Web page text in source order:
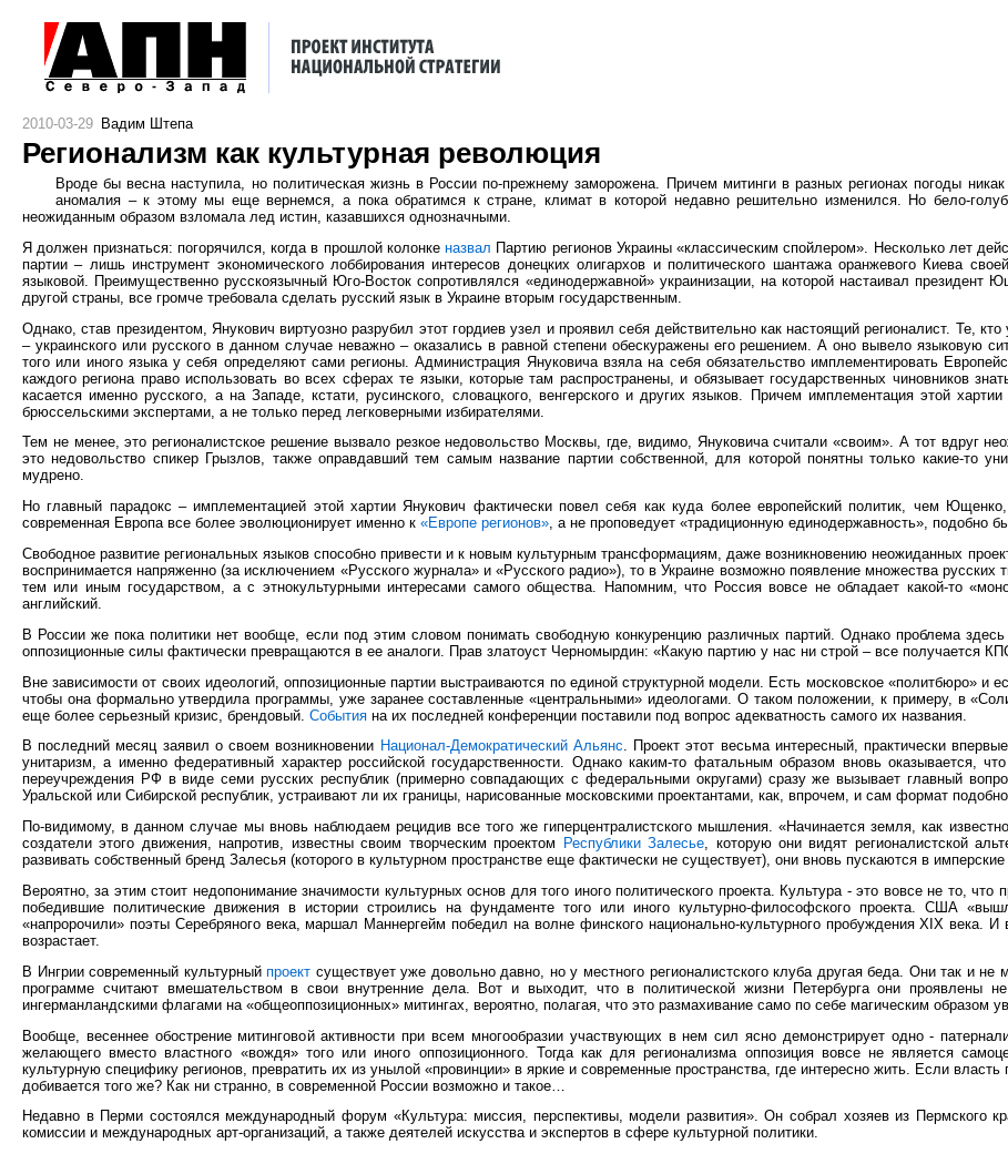
2010-03-29 Вадим Штепа
Регионализм как культурная революция
Вроде бы весна наступила, но политическая жизнь в России по-прежнему заморожена. Причем митинги в разных регионах погоды
аномалия – к этому мы еще вернемся, а пока обратимся к стране, климат в которой недавно решительно изменился. Но бело-
неожиданным образом взломала лед истин, казавшихся однозначными.
Я должен признаться: погорячился, когда в прошлой колонкеназвал Партию регионов Украины «классическим спойлером». Несколько лет
партии – лишь инструмент экономического лоббирования интересов донецких олигархов и политического шантажа оранжевого Киева
языковой. Преимущественно русскоязычный Юго-Восток сопротивлялся «единодержавной» украинизации, на которой настаивал президент
другой страны, все громче требовала сделать русский язык в Украине вторым государственным.
Однако, став президентом, Янукович виртуозно разрубил этот гордиев узел и проявил себя действительно как настоящий регионалист. Те,
– украинского или русского в данном случае неважно – оказались в равной степени обескуражены его решением. А оно вывело языковую
того или иного языка у себя определяют сами регионы. Администрация Януковича взяла на себя обязательство имплементировать
каждого региона право использовать во всех сферах те языки, которые там распространены, и обязывает государственных чиновников
касается именно русского, а на Западе, кстати, русинского, словацкого, венгерского и других языков. Причем имплементация этой
брюссельскими экспертами, а не только перед легковерными избирателями.
Тем не менее, это регионалистское решение вызвало резкое недовольство Москвы, где, видимо, Януковича считали «своим». А тот вдруг
это недовольство спикер Грызлов, также оправдавший тем самым название партии собственной, для которой понятны только какие-то
мудрено.
Но главный парадокс – имплементацией этой хартии Янукович фактически повел себя как куда более европейский политик, чем
современная Европа все более эволюционирует именно к «Европе регионов», а не проповедует «традиционную единодержавность», подобно
Свободное развитие региональных языков способно привести и к новым культурным трансформациям, даже возникновению неожиданных
воспринимается напряженно (за исключением «Русского журнала» и «Русского радио»), то в Украине возможно появление множества русских
тем или иным государством, а с этнокультурными интересами самого общества. Напомним, что Россия вовсе не обладает какой-то
английский.
В России же пока политики нет вообще, если под этим словом понимать свободную конкуренцию различных партий. Однако проблема
оппозиционные силы фактически превращаются в ее аналоги. Прав златоуст Черномырдин: «Какую партию у нас ни строй – все получается
Вне зависимости от своих идеологий, оппозиционные партии выстраиваются по единой структурной модели. Есть московское «политбюро» и
чтобы она формально утвердила программы, уже заранее составленные «центральными» идеологами. О таком положении, к примеру, в
еще более серьезный кризис, брендовый. События на их последней конференции поставили под вопрос адекватность самого их названия.
В последний месяц заявил о своем возникновении Национал-Демократический Альянс. Проект этот весьма интересный, практически
унитаризм, а именно федеративный характер российской государственности. Однако каким-то фатальным образом вновь оказывается,
переучреждения РФ в виде семи русских республик (примерно совпадающих с федеральными округами) сразу же вызывает главный
Уральской или Сибирской республик, устраивают ли их границы, нарисованные московскими проектантами, как, впрочем, и сам формат
По-видимому, в данном случае мы вновь наблюдаем рецидив все того же гиперцентралистского мышления. «Начинается земля, как
создатели этого движения, напротив, известны своим творческим проектом
Республики Залесье, которую они видят регионалистской
развивать собственный бренд Залесья (которого в культурном пространстве еще фактически не существует), они вновь пускаются в
Вероятно, за этим стоит недопонимание значимости культурных основ для того иного политического проекта. Культура - это вовсе не то,
победившие политические движения в истории строились на фундаменте того или иного культурно-философского проекта. США
«напророчили» поэты Серебряного века, маршал Маннергейм победил на волне финского национально-культурного пробуждения XIX века.
возрастает.
В Ингрии современный культурныйпроект существует уже довольно давно, но у местного регионалистского клуба другая беда. Они так и
программе считают вмешательством в свои внутренние дела. Вот и выходит, что в политической жизни Петербурга они проявлены
ингерманландскими флагами на «общеоппозиционных» митингах, вероятно, полагая, что это размахивание само по себе магическим образом
Вообще, весеннее обострение митинговой активности при всем многообразии участвующих в нем сил ясно демонстрирует одно -
желающего вместо властного «вождя» того или иного оппозиционного. Тогда как для регионализма оппозиция вовсе не является
культурную специфику регионов, превратить их из унылой «провинции» в яркие и современные пространства, где интересно жить. Если
добивается того же? Как ни странно, в современной России возможно и такое…
Недавно в Перми состоялся международный форум «Культура: миссия, перспективы, модели развития». Он собрал хозяев из Пермского
комиссии и международных арт-организаций, а также деятелей искусства и экспертов в сфере культурной политики.